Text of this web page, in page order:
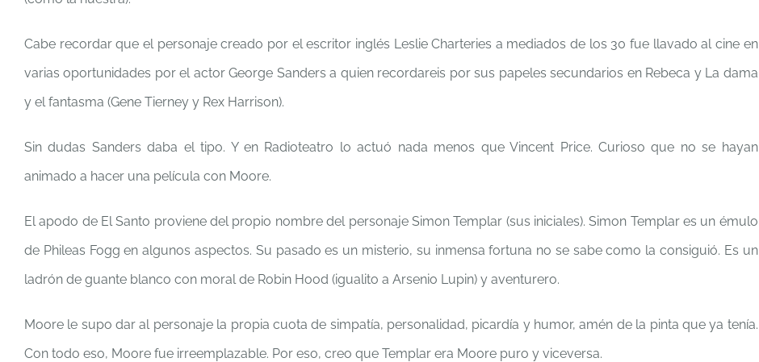
Cabe recordar que el personaje creado por el escritor inglés Leslie Charteries a mediados de los 30 fue llavado al cine en
varias oportunidades por el actor George Sanders a quien recordareis por sus papeles secundarios en Rebeca y La dama
y el fantasma (Gene Tierney y Rex Harrison).
Sin dudas Sanders daba el tipo. Y en Radioteatro lo actuó nada menos que Vincent Price. Curioso que no se hayan
animado a hacer una película con Moore.
El apodo de El Santo proviene del propio nombre del personaje Simon Templar (sus iniciales). Simon Templar es un émulo
de Phileas Fogg en algunos aspectos. Su pasado es un misterio, su inmensa fortuna no se sabe como la consiguió. Es un
ladrón de guante blanco con moral de Robin Hood (igualito a Arsenio Lupin) y aventurero.
Moore le supo dar al personaje la propia cuota de simpatía, personalidad, picardía y humor, amén de la pinta que ya tenía.
Con todo eso, Moore fue irreemplazable. Por eso, creo que Templar era Moore puro y viceversa.